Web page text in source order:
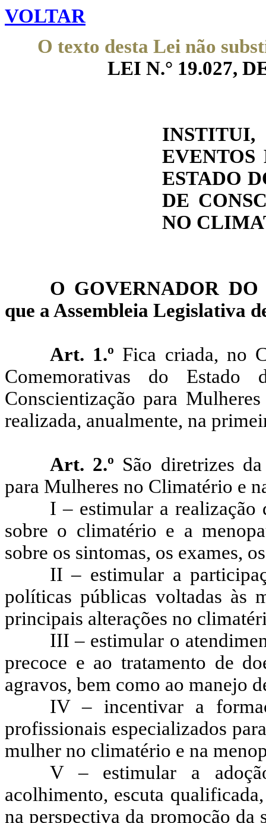
VOLTAR
O texto desta Lei não
LEI N.° 19.027,
ESTADO
DE
NO
O GOVERNADOR
que a Assembleia Legislativa
Art. 1.º Fica criada, no
Comemorativas do
Conscientização para
realizada, anualmente, na
Art. 2.º São diretrizes
para Mulheres no Climatério e
I – estimular a realização
sobre o climatério e a
sobre os sintomas, os exames,
II – estimular a
políticas públicas voltadas às
principais alterações no
III – estimular o
precoce e ao tratamento de
agravos, bem como ao manejo
IV – incentivar a
profissionais especializados
mulher no climatério e na
V – estimular a
acolhimento, escuta
na perspectiva da promoção